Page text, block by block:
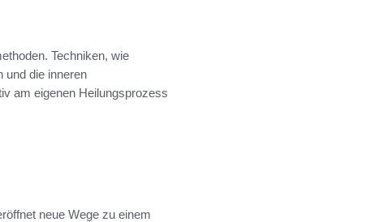
Techniken, wie
und die inneren
am eigenen Heilungsprozess
neue Wege zu einem